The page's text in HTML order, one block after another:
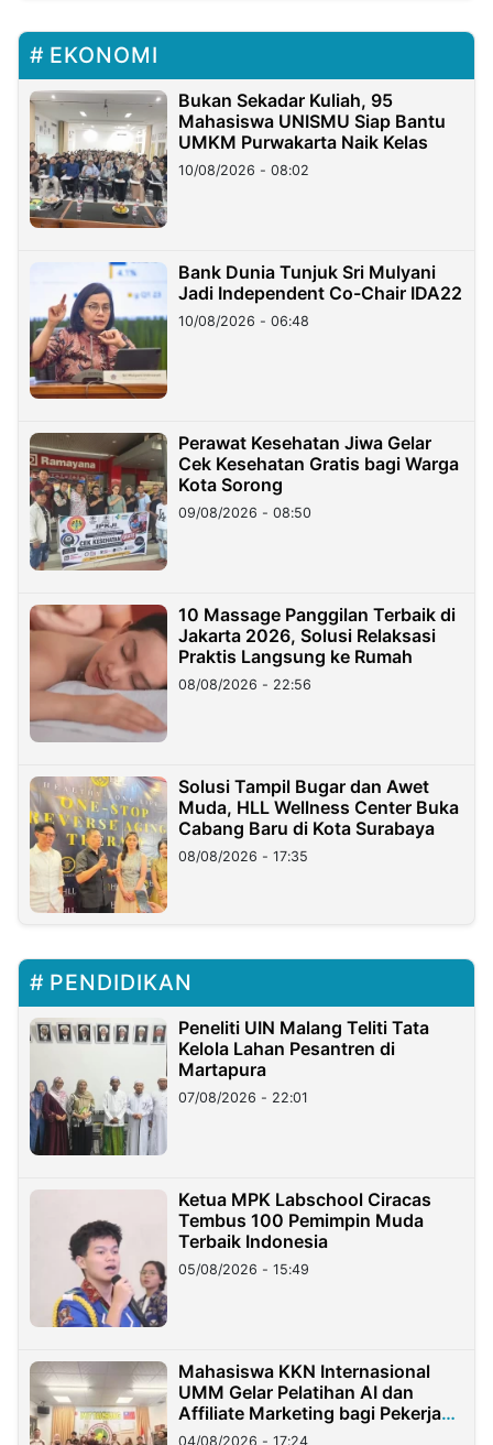
EKONOMI
Bukan Sekadar Kuliah, 95
Mahasiswa UNISMU Siap Bantu
UMKM Purwakarta Naik Kelas
10/08/2026 - 08:02
Bank Dunia Tunjuk Sri Mulyani
Jadi Independent Co-Chair IDA22
10/08/2026 - 06:48
Perawat Kesehatan Jiwa Gelar
Cek Kesehatan Gratis bagi Warga
Kota Sorong
09/08/2026 - 08:50
10 Massage Panggilan Terbaik di
Jakarta 2026, Solusi Relaksasi
Praktis Langsung ke Rumah
08/08/2026 - 22:56
Solusi Tampil Bugar dan Awet
Muda, HLL Wellness Center Buka
Cabang Baru di Kota Surabaya
08/08/2026 - 17:35
PENDIDIKAN
Peneliti UIN Malang Teliti Tata
Kelola Lahan Pesantren di
Martapura
07/08/2026 - 22:01
Ketua MPK Labschool Ciracas
Tembus 100 Pemimpin Muda
Terbaik Indonesia
05/08/2026 - 15:49
Mahasiswa KKN Internasional
UMM Gelar Pelatihan AI dan
Affiliate Marketing bagi Pekerja
Migran Indonesia di Taiwan
04/08/2026 - 17:24